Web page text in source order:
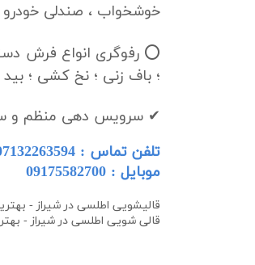
خوشخواب ، صندلی
⭕ رفوگری انواع فرش
؛ باف زنی ؛ نخ کشی ؛
✔ سرویس دهی منظم و
تلفن تماس : 07132263594
موبایل : 09175582700
قالیشویی اطلسی در شیراز -
قالی شویی اطلسی در شیراز -